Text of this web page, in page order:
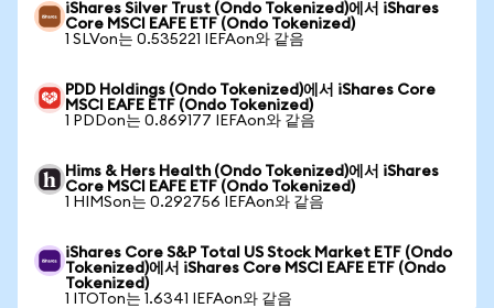
iShares Silver Trust (Ondo Tokenized)에서 iShares
Core MSCI EAFE ETF (Ondo Tokenized)
1 SLVon는 0.535221 IEFAon와 같음
PDD Holdings (Ondo Tokenized)에서 iShares Core
MSCI EAFE ETF (Ondo Tokenized)
1 PDDon는 0.869177 IEFAon와 같음
Hims & Hers Health (Ondo Tokenized)에서 iShares
Core MSCI EAFE ETF (Ondo Tokenized)
1 HIMSon는 0.292756 IEFAon와 같음
iShares Core S&P Total US Stock Market ETF (Ondo
Tokenized)에서 iShares Core MSCI EAFE ETF (Ondo
Tokenized)
1 ITOTon는 1.6341 IEFAon와 같음